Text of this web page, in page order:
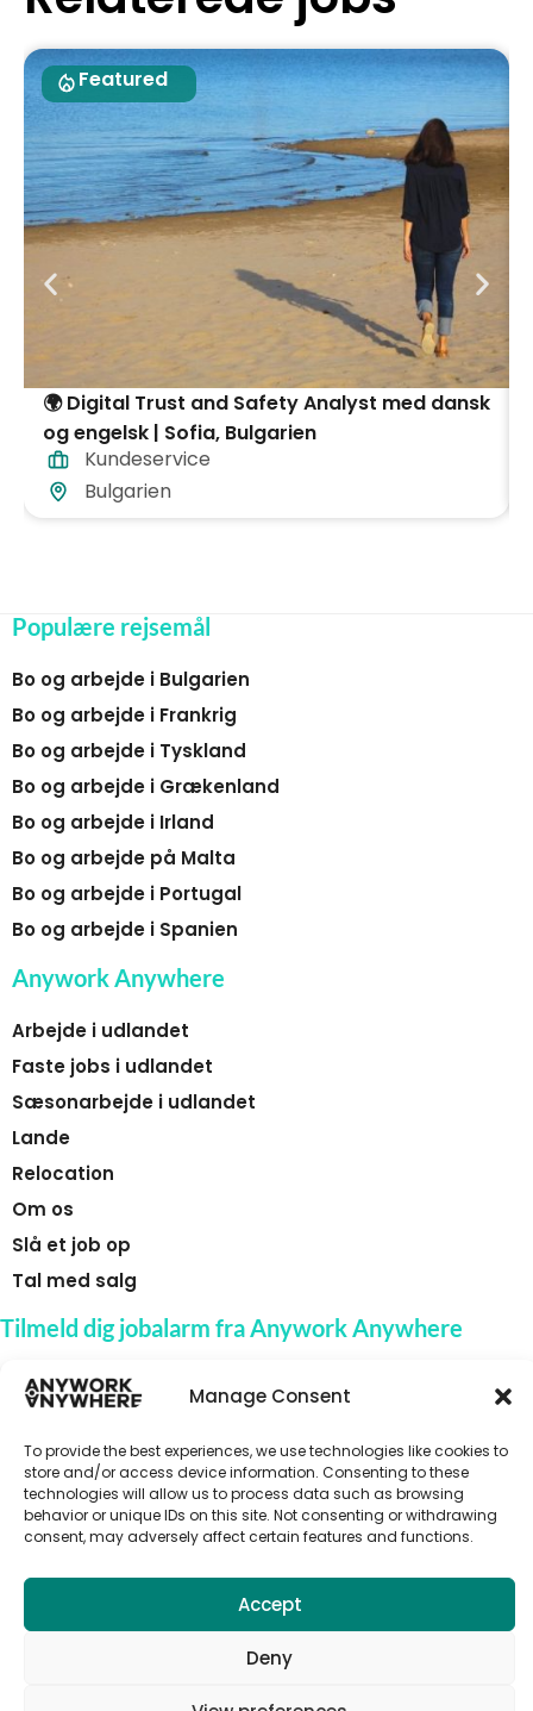
Manage Consent
To provide the best experiences, we use technologies like cookies to
store and/or access device information. Consenting to these
technologies will allow us to process data such as browsing
behavior or unique IDs on this site. Not consenting or withdrawing
consent, may adversely affect certain features and functions.
Accept
Deny
Featured
🌍 Digital Trust and Safety Analyst med dansk
og engelsk | Sofia, Bulgarien
Kundeservice
Bulgarien
Populære rejsemål
Bo og arbejde i Bulgarien
Bo og arbejde i Frankrig
Bo og arbejde i Tyskland
Bo og arbejde i Grækenland
Bo og arbejde i Irland
Bo og arbejde på Malta
Bo og arbejde i Portugal
Bo og arbejde i Spanien
Anywork Anywhere
Arbejde i udlandet
Faste jobs i udlandet
Sæsonarbejde i udlandet
Lande
Relocation
Om os
Slå et job op
Tal med salg
Tilmeld dig jobalarm fra Anywork Anywhere
🌞 MODTAG JOBADVARSLER